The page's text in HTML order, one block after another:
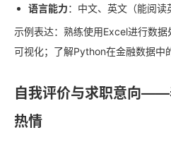
语言能力：中文、英文（能阅读
示例表达：熟练使用Excel进行数
可视化；了解Python在金融数据中
自我评价与求职意向——
热情